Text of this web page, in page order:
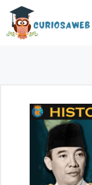
Saltar
contenido